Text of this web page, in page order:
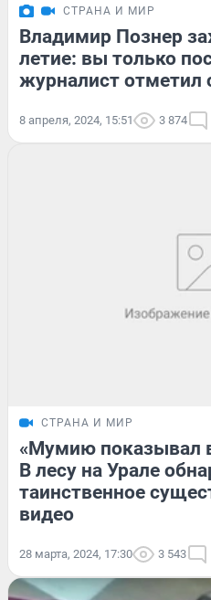
СТРАНА И МИР
Владимир Познер
летие: вы только
журналист
8 апреля, 2024, 15:51 3 874
СТРАНА И МИР
«Мумию показывал
В лесу на Урале
таинственное
видео
28 марта, 2024, 17:30 3 543